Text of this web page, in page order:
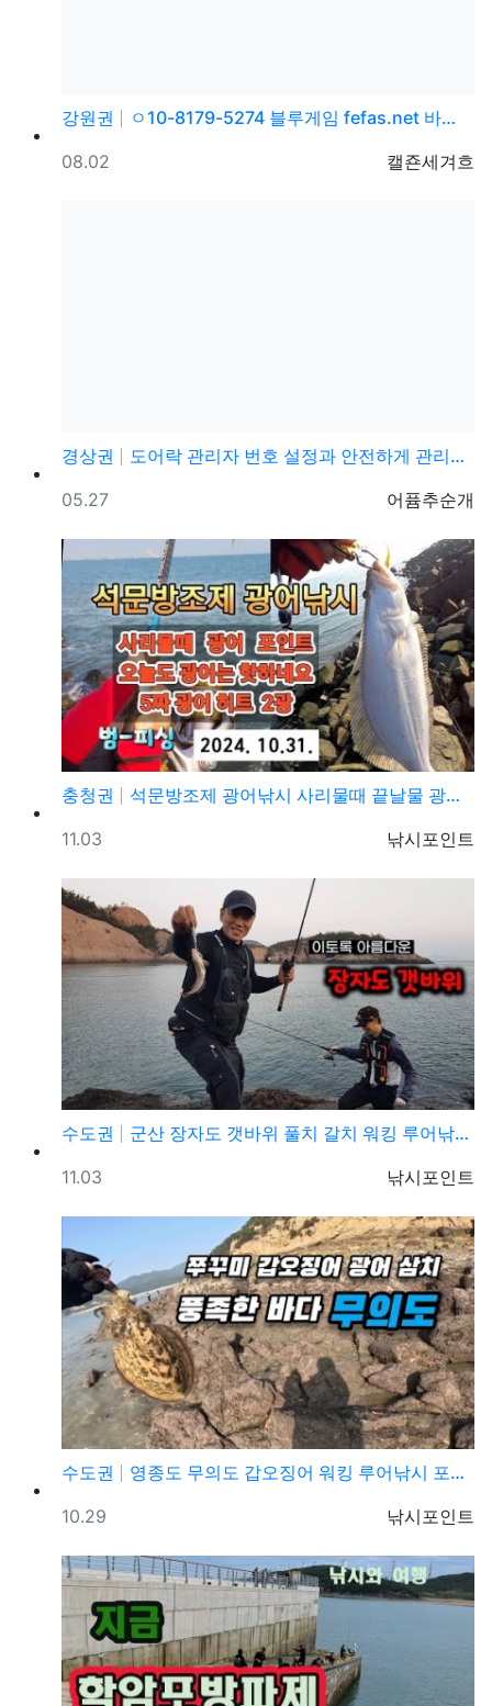
강원권
ㅇ10-8179-5274 블루게임 fefas.net 바…
등록자
캘죤세겨흐
등록일
08.02
경상권
도어락 관리자 번호 설정과 안전하게 관리하는 방법
등록자
어퓸추순개
등록일
05.27
충청권
석문방조제 광어낚시 사리물때 끝날물 광어포인트 추천
등록자
낚시포인트
등록일
11.03
수도권
군산 장자도 갯바위 풀치 갈치 워킹 루어낚시 포인트
등록자
낚시포인트
등록일
11.03
수도권
영종도 무의도 갑오징어 워킹 루어낚시 포인트 및 채비정…
등록자
낚시포인트
등록일
10.29